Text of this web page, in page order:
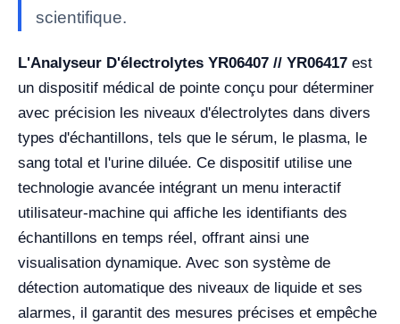
scientifique.
L'Analyseur D'électrolytes YR06407 // YR06417 est
un dispositif médical de pointe conçu pour déterminer
avec précision les niveaux d'électrolytes dans divers
types d'échantillons, tels que le sérum, le plasma, le
sang total et l'urine diluée. Ce dispositif utilise une
technologie avancée intégrant un menu interactif
utilisateur-machine qui affiche les identifiants des
échantillons en temps réel, offrant ainsi une
visualisation dynamique. Avec son système de
détection automatique des niveaux de liquide et ses
alarmes, il garantit des mesures précises et empêche